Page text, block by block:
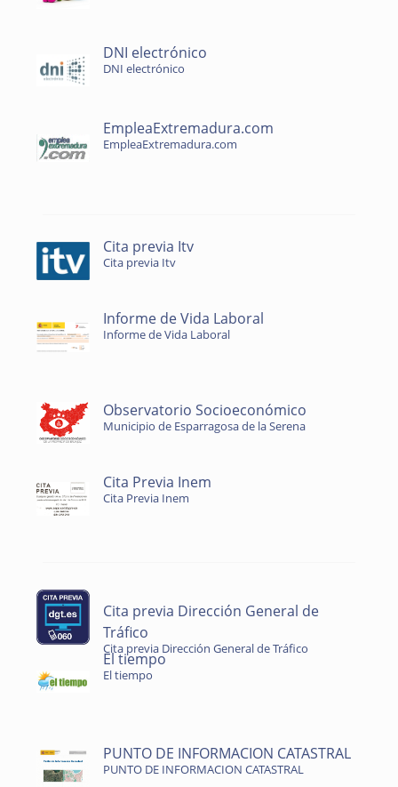
DNI electrónico
DNI electrónico
EmpleaExtremadura.com
EmpleaExtremadura.com
Cita previa Itv
Cita previa Itv
Informe de Vida Laboral
Informe de Vida Laboral
Observatorio Socioeconómico
Municipio de Esparragosa de la Serena
Cita Previa Inem
Cita Previa Inem
Cita previa Dirección General de
Tráfico
Cita previa Dirección General de Tráfico
El tiempo
El tiempo
PUNTO DE INFORMACION CATASTRAL
PUNTO DE INFORMACION CATASTRAL